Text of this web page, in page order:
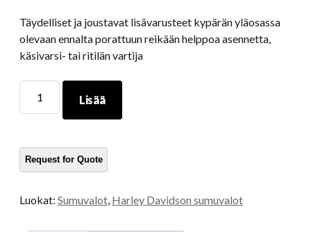
Täydelliset ja joustavat lisävarusteet kypärän yläosassa
olevaan ennalta porattuun reikään helppoa asennetta,
käsivarsi- tai ritilän vartija
sumuvalo
määrä
Lisää
Luokat: Sumuvalot Harley Davidson sumuvalot